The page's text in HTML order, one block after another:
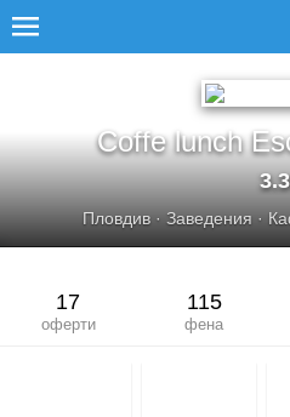
Coffe lunch
Пловдив· Заведения·
17
оферти
115
фена